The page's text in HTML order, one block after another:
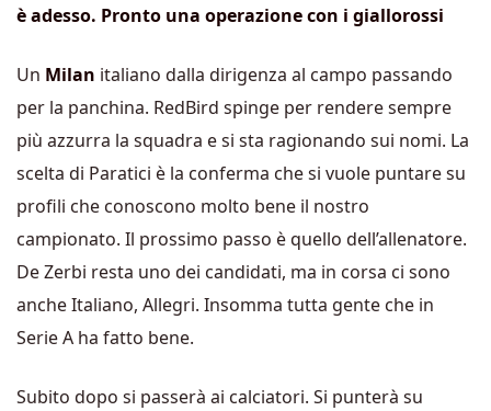
è adesso. Pronto una operazione con i giallorossi
Un Milan italiano dalla dirigenza al campo passando
per la panchina. RedBird spinge per rendere sempre
più azzurra la squadra e si sta ragionando sui nomi. La
scelta di Paratici è la conferma che si vuole puntare su
profili che conoscono molto bene il nostro
campionato. Il prossimo passo è quello dell’allenatore.
De Zerbi resta uno dei candidati, ma in corsa ci sono
anche Italiano, Allegri. Insomma tutta gente che in
Serie A ha fatto bene.
Subito dopo si passerà ai calciatori. Si punterà su